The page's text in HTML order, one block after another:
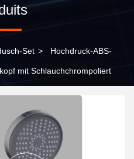
Set > Hochdruck-ABS-
mit Schlauchchrompoliert